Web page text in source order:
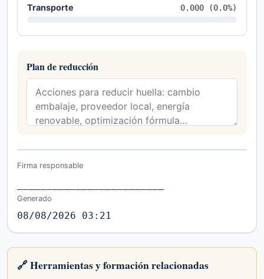
Transporte 0.000 (0.0%)
Plan de reducción
Firma responsable
Generado
08/08/2026 03:21
🔗 Herramientas y formación relacionadas